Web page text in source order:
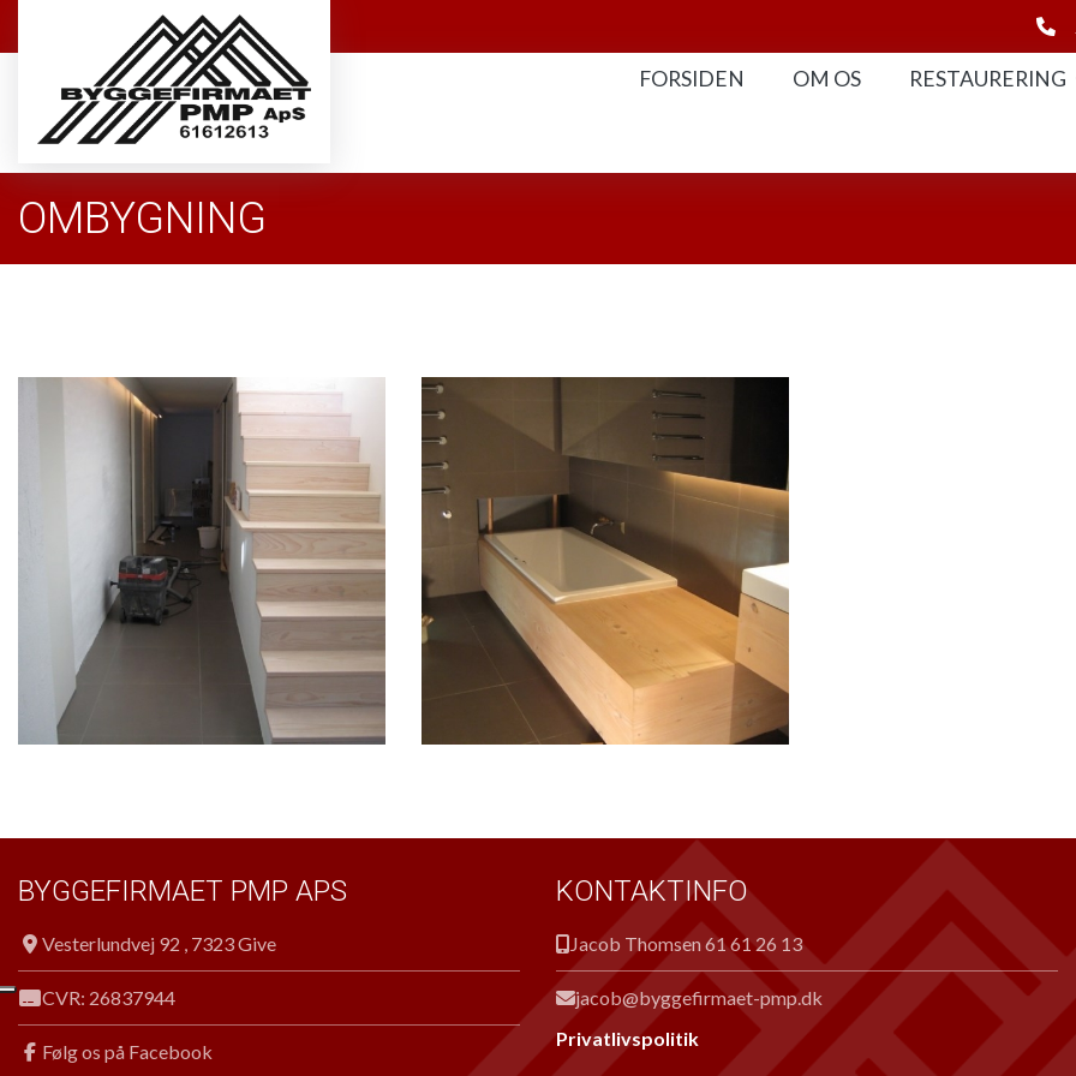
hovedindhold
FORSIDEN OM OS RESTAURERING
OMBYGNING
BYGGEFIRMAET PMP APS
Vesterlundvej 92 , 7323 Give
CVR: 26837944
Følg os på Facebook
KONTAKTINFO
Jacob Thomsen 61 61 26 13
jacob@byggefirmaet-pmp.dk
Privatlivspolitik